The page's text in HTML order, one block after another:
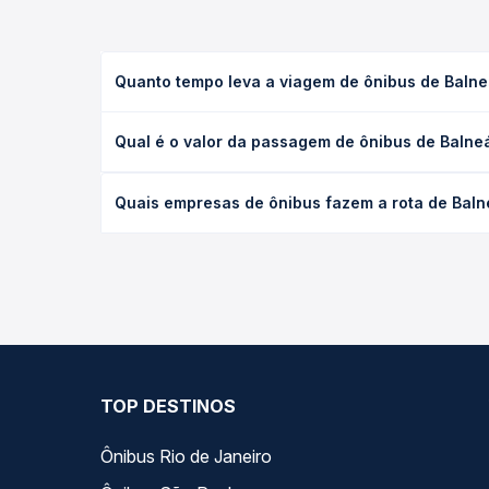
Quanto tempo leva a viagem de ônibus de
de serviço (convencional, executivo ou leito) e as
Qual é o valor da passagem de ônibus de
viagem, a empresa, o tipo de poltrona e a
Quais empresas de ônibus fazem a rota de
TOP DESTINOS
Ônibus Rio de Janeiro